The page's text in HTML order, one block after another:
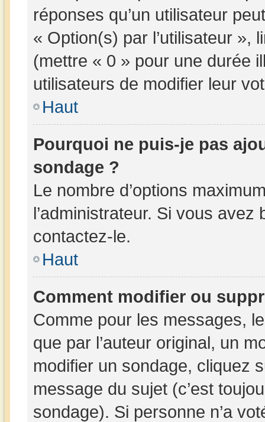
réponses qu’un utilisateur
« Option(s) par l’utilisateur »,
(mettre « 0 » pour une durée
utilisateurs de modifier leur
Haut
Pourquoi ne puis-je pas
sondage ?
Le nombre d’options
l’administrateur. Si vous avez
contactez-le.
Haut
Comment modifier ou
Comme pour les messages,
que par l’auteur original, un
modifier un sondage, cliquez
message du sujet (c’est
sondage). Si personne n’a